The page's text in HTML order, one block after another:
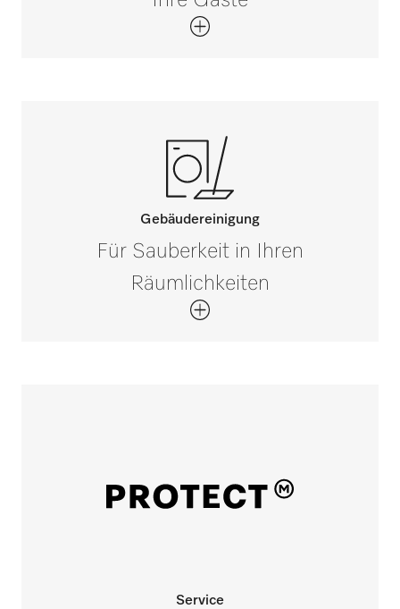
Gebäudereinigung
Für Sauberkeit in Ihren
Räumlichkeiten
Service